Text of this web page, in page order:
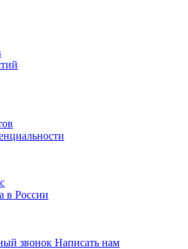
в России
звонок Написать нам